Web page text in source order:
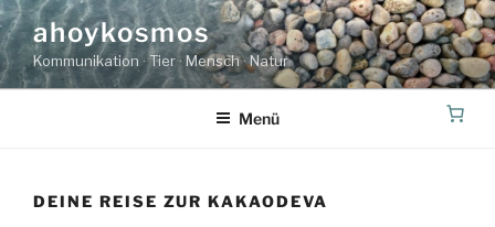
Zum
Inhalt
springen
ahoykosmos
Kommunikation · Tier · Mensch · Natur
Menü
DEINE REISE ZUR KAKAODEVA